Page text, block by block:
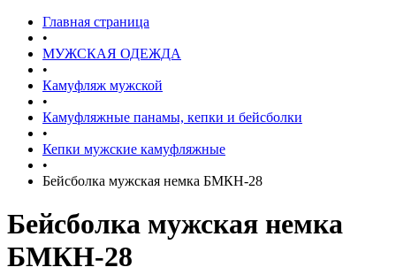
Главная страница
•
МУЖСКАЯ ОДЕЖДА
•
Камуфляж мужской
•
Камуфляжные панамы, кепки и бейсболки
•
Кепки мужские камуфляжные
•
Бейсболка мужская немка БМКН-28
Бейсболка мужская немка
БМКН-28